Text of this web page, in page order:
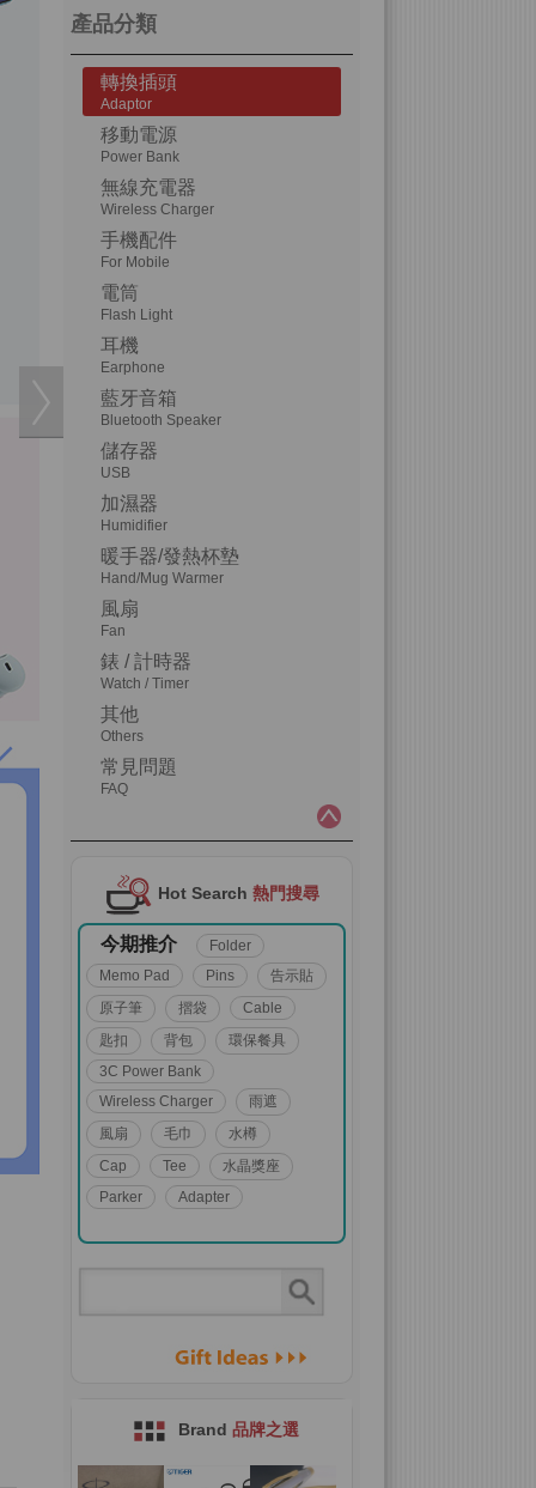
產品分類
轉換插頭
Adaptor
移動電源
Power Bank
無線充電器
Wireless Charger
手機配件
For Mobile
電筒
Flash Light
耳機
Earphone
藍牙音箱
Bluetooth Speaker
儲存器
USB
加濕器
Humidifier
暖手器/發熱杯墊
Hand/Mug Warmer
風扇
Fan
錶 / 計時器
Watch / Timer
其他
Others
常見問題
FAQ
Hot Search 熱門搜尋
今期推介
Folder
Memo Pad
Pins
告示貼
原子筆
摺袋
Cable
匙扣
背包
環保餐具
3C Power Bank
Wireless Charger
雨遮
風扇
毛巾
水樽
Cap
Tee
水晶獎座
Parker
Adapter
Brand 品牌之選